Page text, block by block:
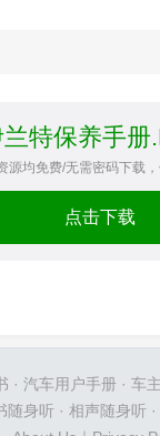
特保养手册
源均免费/无需密码下载，
点击下载
· 汽车用户手册· 车
随身听 · 相声随身听 ·